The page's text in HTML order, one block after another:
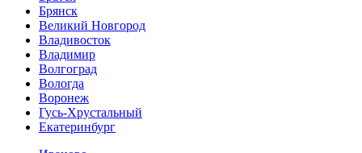
Брянск
Великий Новгород
Владивосток
Владимир
Волгоград
Вологда
Воронеж
Гусь-Хрустальный
Екатеринбург